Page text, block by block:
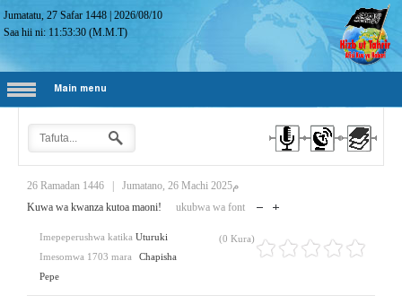
Jumatatu, 27 Safar 1448 |2026/08/10
Saa hii ni: 11:53:31 (M.M.T)
Main menu
26 Ramadan 1446
Jumatano, 26 Machi 2025م
Kuwa wa kwanza kutoa maoni!
ukubwa wa font
Imepeperushwa katika Uturuki
Imesomwa 1703 mara
Chapisha
Pepe
(0 Kura)